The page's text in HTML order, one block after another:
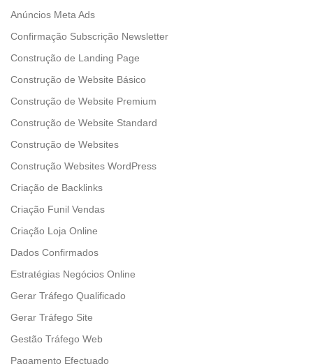
Anúncios Meta Ads
Confirmação Subscrição Newsletter
Construção de Landing Page
Construção de Website Básico
Construção de Website Premium
Construção de Website Standard
Construção de Websites
Construção Websites WordPress
Criação de Backlinks
Criação Funil Vendas
Criação Loja Online
Dados Confirmados
Estratégias Negócios Online
Gerar Tráfego Qualificado
Gerar Tráfego Site
Gestão Tráfego Web
Pagamento Efectuado